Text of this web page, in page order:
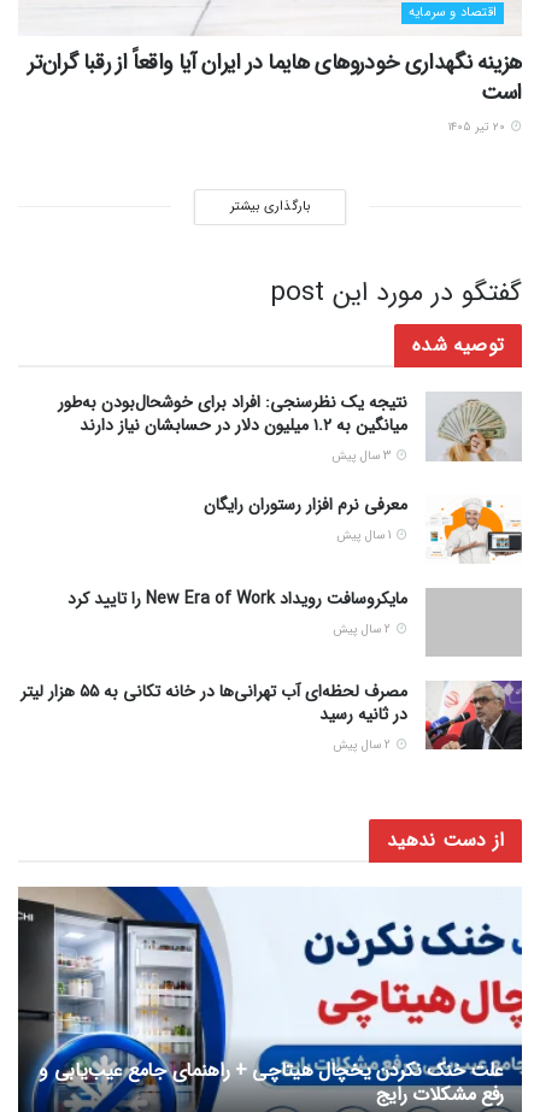
اقتصاد و سرمایه
هزینه نگهداری خودروهای هایما در ایران آیا واقعاً از رقبا گران‌تر
است
بارگذاری بیشتر
گفتگو در مورد این post
توصیه شده
نتیجه یک نظرسنجی: افراد برای خوشحال‌بودن به‌طور
میانگین به ۱.۲ میلیون دلار در حسابشان نیاز دارند
معرفی نرم افزار رستوران رایگان
مایکروسافت رویداد New Era of Work را تایید کرد
مصرف لحظه‌ای آب تهرانی‌ها در خانه تکانی به ۵۵ هزار لیتر
در ثانیه رسید
از دست ندهید
علت خنک نکردن یخچال هیتاچی + راهنمای جامع عیب‌یابی و
رفع مشکلات رایج